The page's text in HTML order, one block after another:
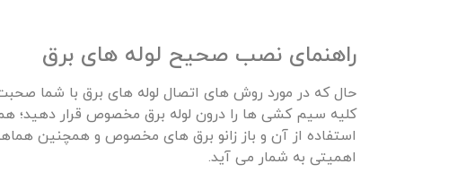
راهنمای نصب صحیح لوله های برق
حال که در مورد روش های اتصال لوله های برق با شما
کلیه سیم کشی ها را درون لوله برق مخصوص قرار دهید؛
استفاده از آن و باز زانو برق های مخصوص و همچنین
اهمیتی به شمار می آید.